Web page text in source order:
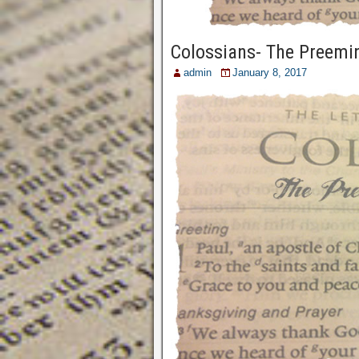
Colossians- The
admin January 8, 2017